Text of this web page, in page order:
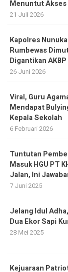
Menuntut Akses
21 Juli 2026
Kapolres
Rumbewas
Digantikan
26 Juni 2026
Viral, Guru
Mendapat
Kepala Sekolah
6 Februari 2026
Tuntutan
Masuk HGU PT
Jalan, Ini
7 Juni 2025
Jelang Idul
Dua Ekor Sapi
28 Mei 2025
Kejuaraan